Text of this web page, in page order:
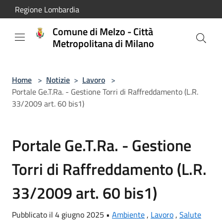
Salta al contenuto principale
Regione Lombardia
Comune di Melzo - Città
Metropolitana di Milano
Home > Notizie > Lavoro >
Portale Ge.T.Ra. - Gestione Torri di Raffreddamento (L.R.
33/2009 art. 60 bis1)
Portale Ge.T.Ra. - Gestione
Torri di Raffreddamento (L.R.
33/2009 art. 60 bis1)
Pubblicato il 4 giugno 2025 • Ambiente, Lavoro, Salute